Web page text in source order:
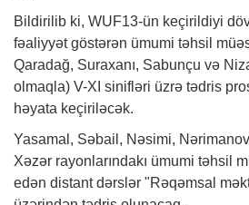
Bildirilib ki, WUF13-ün keçirildiyi
fəaliyyət göstərən ümumi təhsil
Qaradağ, Suraxanı, Sabunçu və
olmaqla) V-XI sinifləri üzrə tədris
həyata keçiriləcək.
Yasamal, Səbail, Nəsimi,
Xəzər rayonlarındakı ümumi təhsil
edən distant dərslər "Rəqəmsal